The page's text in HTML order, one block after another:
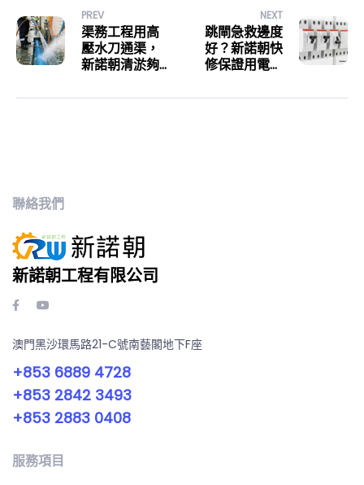
PREV
渠務工程用高
壓水刀通渠，
新諾朝清淤夠
NEXT
跳閘急救邊度
好？新諾朝快
修保證用電順
聯絡我們
新諾朝工程有限公司
澳門黑沙環馬路21-C號南藝閣地下F座
+853 6889 4728
+853 2842 3493
+853 2883 0408
服務項目